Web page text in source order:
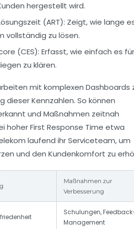
hergestellt wird.
(ART): Zeigt, wie lange
vollständig zu lösen.
(CES): Erfasst, wie einfach es für
zu klären.
mit komplexen Dashboards
dieser Kennzahlen. So können
und Maßnahmen zeitnah
hoher First Response Time etwa
laufend ihr Serviceteam, um
und den Kundenkomfort zu
Maßnahmen zur
Verbesserung
Schulungen,
Management